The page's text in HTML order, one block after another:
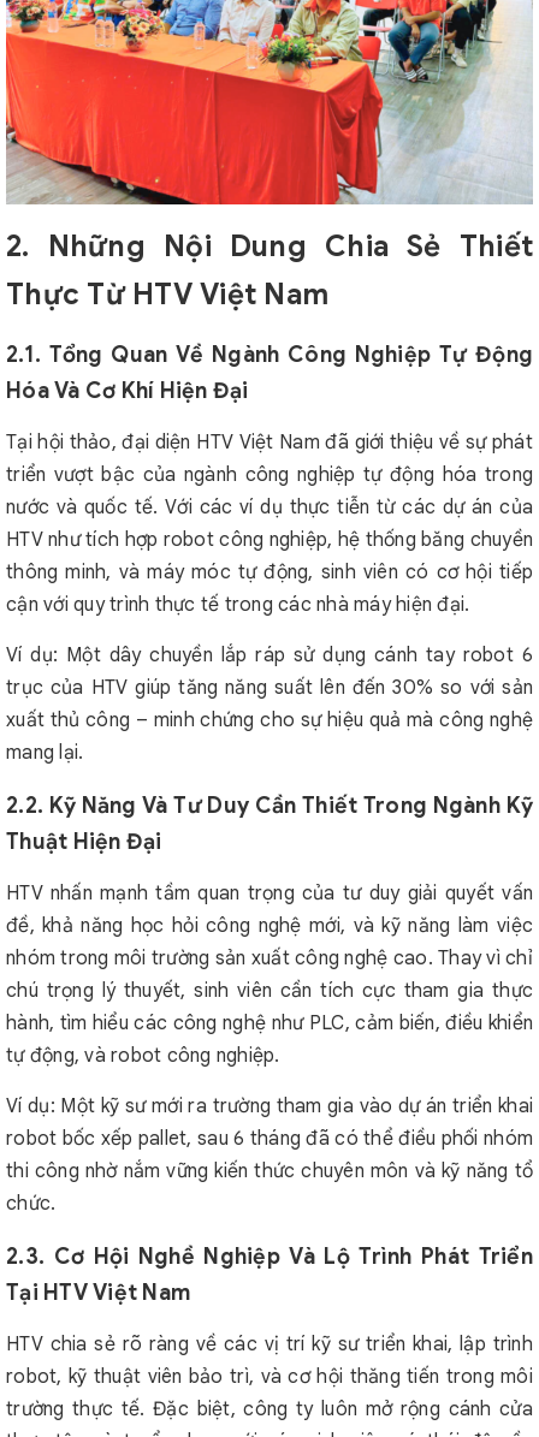
2. Những Nội Dung Chia Sẻ Thiết
Thực Từ HTV Việt Nam
2.1. Tổng Quan Về Ngành Công Nghiệp Tự Động
Hóa Và Cơ Khí Hiện Đại
Tại hội thảo, đại diện HTV Việt Nam đã giới thiệu về sự phát
triển vượt bậc của ngành công nghiệp tự động hóa trong
nước và quốc tế. Với các ví dụ thực tiễn từ các dự án của
HTV như tích hợp robot công nghiệp, hệ thống băng chuyền
thông minh, và máy móc tự động, sinh viên có cơ hội tiếp
cận với quy trình thực tế trong các nhà máy hiện đại.
Ví dụ: Một dây chuyền lắp ráp sử dụng cánh tay robot 6
trục của HTV giúp tăng năng suất lên đến 30% so với sản
xuất thủ công – minh chứng cho sự hiệu quả mà công nghệ
mang lại.
2.2. Kỹ Năng Và Tư Duy Cần Thiết Trong Ngành Kỹ
Thuật Hiện Đại
HTV nhấn mạnh tầm quan trọng của tư duy giải quyết vấn
đề, khả năng học hỏi công nghệ mới, và kỹ năng làm việc
nhóm trong môi trường sản xuất công nghệ cao. Thay vì chỉ
chú trọng lý thuyết, sinh viên cần tích cực tham gia thực
hành, tìm hiểu các công nghệ như PLC, cảm biến, điều khiển
tự động, và robot công nghiệp.
Ví dụ: Một kỹ sư mới ra trường tham gia vào dự án triển khai
robot bốc xếp pallet, sau 6 tháng đã có thể điều phối nhóm
thi công nhờ nắm vững kiến thức chuyên môn và kỹ năng tổ
chức.
2.3. Cơ Hội Nghề Nghiệp Và Lộ Trình Phát Triển
Tại HTV Việt Nam
HTV chia sẻ rõ ràng về các vị trí kỹ sư triển khai, lập trình
robot, kỹ thuật viên bảo trì, và cơ hội thăng tiến trong môi
trường thực tế. Đặc biệt, công ty luôn mở rộng cánh cửa